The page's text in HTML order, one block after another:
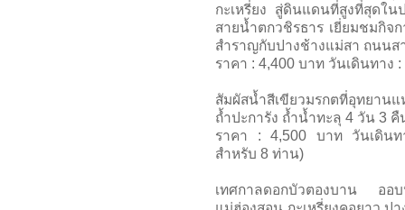
กะเหรี่ยง สู่ดินแดนที่สูงที่สุดใ
สายน้ำตกวชิรธาร เยี่ยมชมกิจ
สำราญกับปางช้างแม่สา ถนนส
ราคา : 4,400 บาท วันเดินทาง :
สัมผัสน้ำสีเขียวมรกตที่อุทยาน
ถ้ำปะการัง ถ้ำน้ำทะลุ 4 วัน 3
ราคา : 4,500 บาท วันเดินท
สำหรับ 8 ท่าน)
เทศกาลดอกบัวตองบาน อ